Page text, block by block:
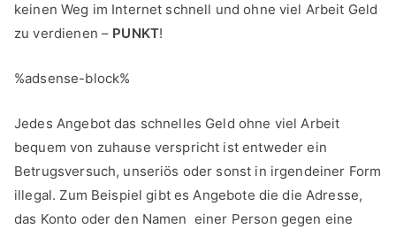
keinen Weg im Internet schnell und ohne viel Arbeit Geld
zu verdienen – PUNKT!
%adsense-block%
Jedes Angebot das schnelles Geld ohne viel Arbeit
bequem von zuhause verspricht ist entweder ein
Betrugsversuch, unseriös oder sonst in irgendeiner Form
illegal. Zum Beispiel gibt es Angebote die die Adresse,
das Konto oder den Namen einer Person gegen eine